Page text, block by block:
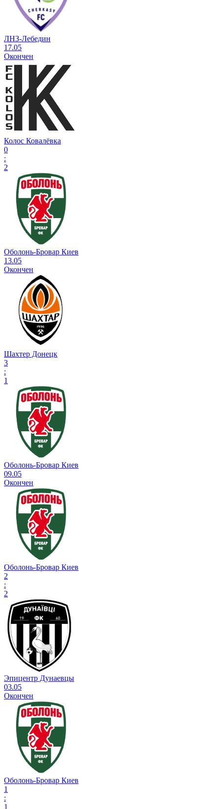
ЛНЗ-Лебедин
17.05
Окончен
Колос Ковалёвка
0
:
2
Оболонь-Бровар Киев
13.05
Окончен
Шахтер Донецк
3
:
1
Оболонь-Бровар Киев
09.05
Окончен
Оболонь-Бровар Киев
2
:
2
Эпицентр Дунаевцы
03.05
Окончен
Оболонь-Бровар Киев
1
:
1